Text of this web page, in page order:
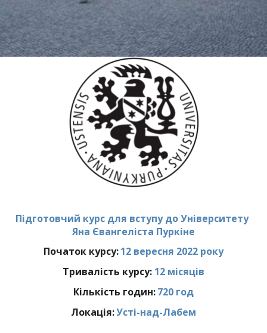
Підготовчий курс для вступу до Університету
Яна Євангеліста Пуркіне
Початок курсу: 12 вересня 2022 року
Тривалість курсу: 12 місяців
Кількість годин: 720 год
Локація: Усті-над-Лабем